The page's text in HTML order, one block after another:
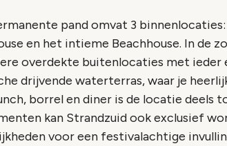
pand omvat 3
en het intieme Beachhouse. In de
overdekte buitenlocaties met ieder
drijvende waterterras, waar je
borrel en diner is de locatie deels
kan Strandzuid ook exclusief
voor een festivalachtige